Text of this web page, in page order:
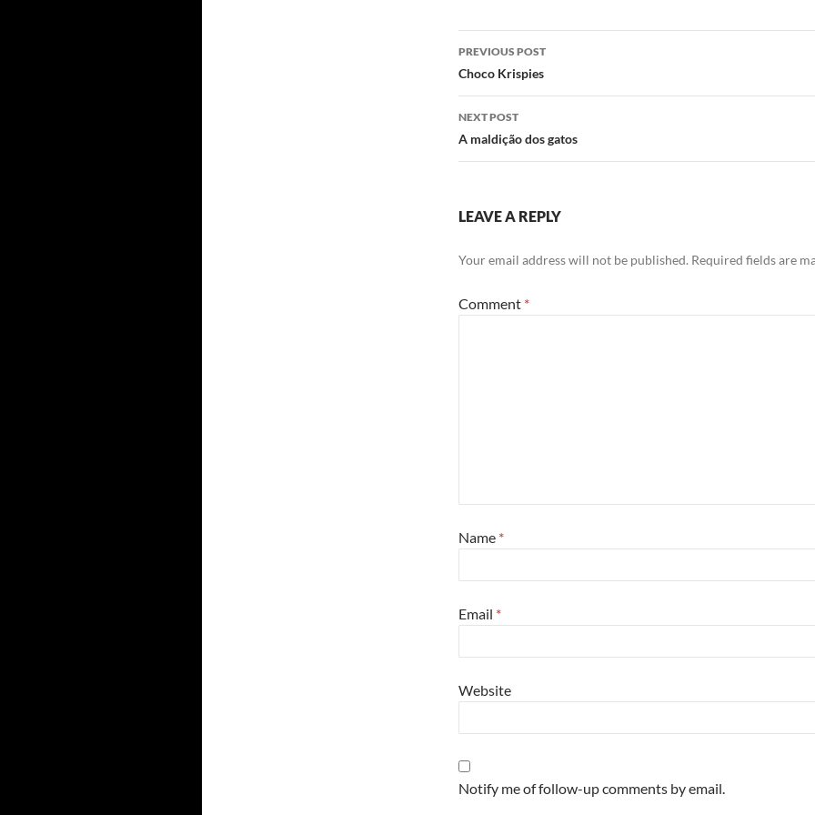
Post
navigation
PREVIOUS POST
Choco Krispies
NEXT POST
A maldição dos gatos
LEAVE A REPLY
Your email address will not be published. Required fields are
Comment *
Name *
Email *
Website
Notify me of follow-up comments by email.